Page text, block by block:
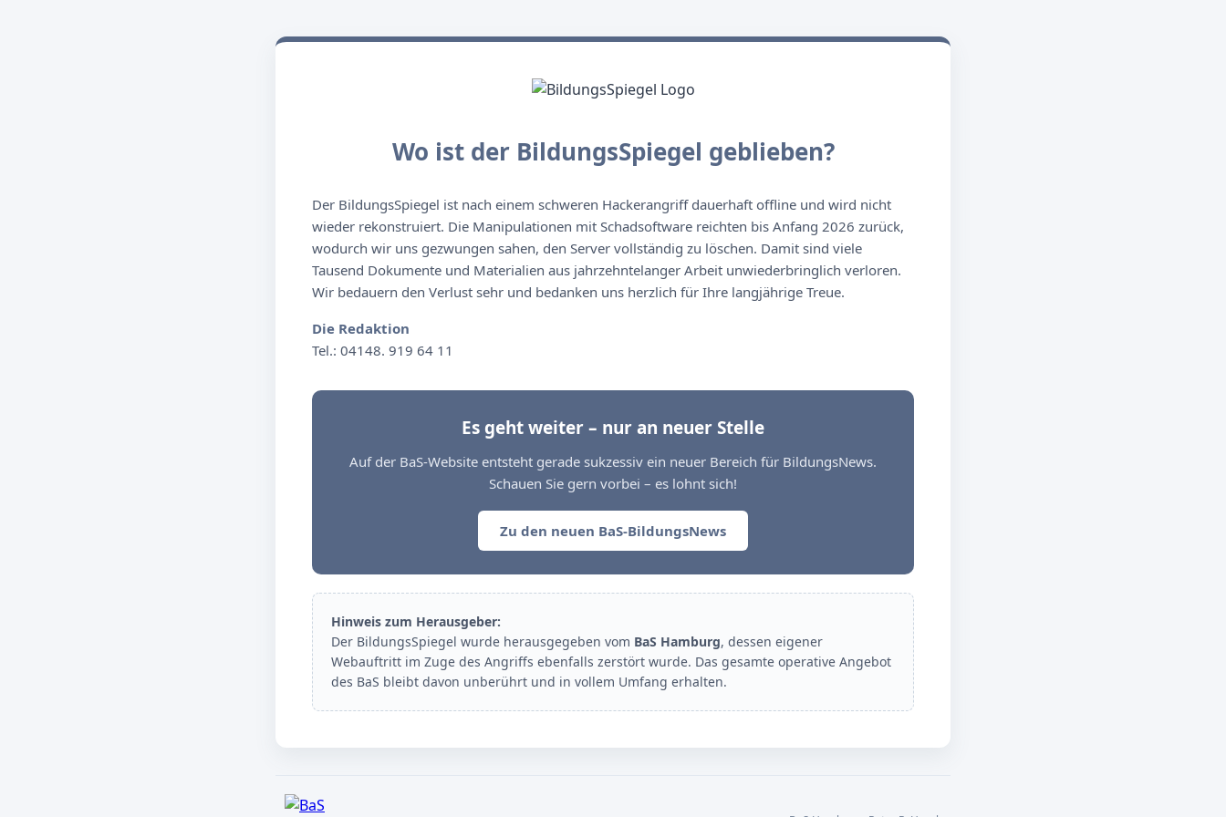
Wo ist der BildungsSpiegel geblieben?
Der BildungsSpiegel ist nach einem schweren Hackerangriff dauerhaft offline und wird nicht
wieder rekonstruiert. Die Manipulationen mit Schadsoftware reichten bis Anfang 2026 zurück,
wodurch wir uns gezwungen sahen, den Server vollständig zu löschen. Damit sind viele
Tausend Dokumente und Materialien aus jahrzehntelanger Arbeit unwiederbringlich verloren.
Wir bedauern den Verlust sehr und bedanken uns herzlich für Ihre langjährige Treue.
Die Redaktion
Tel.: 04148. 919 64 11
Es geht weiter – nur an neuer Stelle
Auf der BaS-Website entsteht gerade sukzessiv ein neuer Bereich für BildungsNews.
Schauen Sie gern vorbei – es lohnt sich!
Zu den neuen BaS-BildungsNews
Hinweis zum Herausgeber:
Der BildungsSpiegel wurde herausgegeben vom BaS Hamburg, dessen eigener
Webauftritt im Zuge des Angriffs ebenfalls zerstört wurde. Das gesamte operative Angebot
des BaS bleibt davon unberührt und in vollem Umfang erhalten.